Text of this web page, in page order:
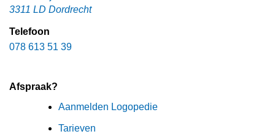
3311 LD Dordrecht
Telefoon
078 613 51 39
Afspraak?
Aanmelden Logopedie
Tarieven